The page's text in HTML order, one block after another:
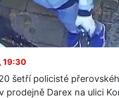
19:30
šetří policisté
prodejně Darex na ulici